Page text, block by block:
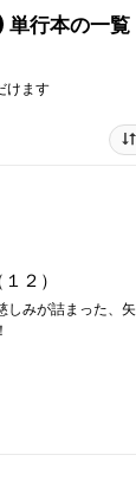
単行本の一覧
けます
２）
しみが詰まった、